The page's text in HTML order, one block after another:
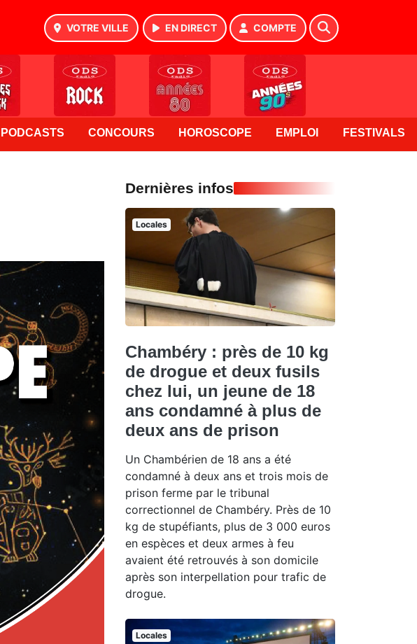
VOTRE VILLE EN DIRECT COMPTE
PODCASTS CONCOURS HOROSCOPE EMPLOI FESTIVALS
Dernières infos
Locales
Chambéry : près de 10 kg
de drogue et deux fusils
chez lui, un jeune de 18
ans condamné à plus de
deux ans de prison
Un Chambérien de 18 ans a été
condamné à deux ans et trois mois de
prison ferme par le tribunal
correctionnel de Chambéry. Près de 10
kg de stupéfiants, plus de 3 000 euros
en espèces et deux armes à feu
avaient été retrouvés à son domicile
après son interpellation pour trafic de
drogue.
Locales